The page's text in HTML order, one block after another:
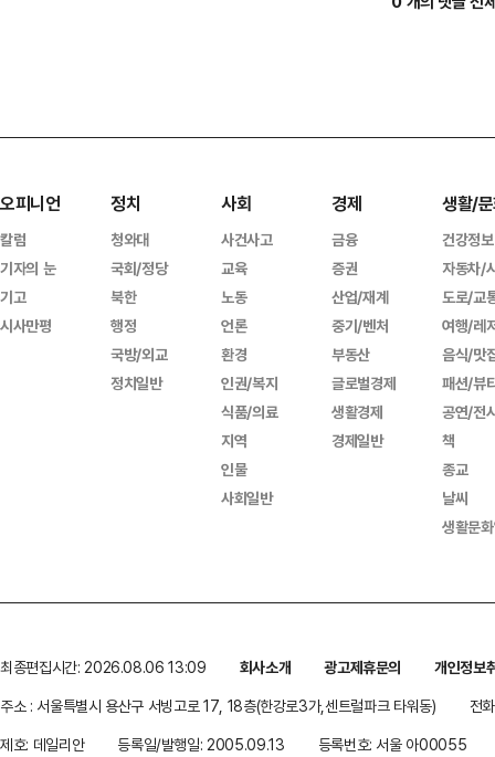
오피니언
칼럼
기자의 눈
기고
시사만평
정치
청와대
국회/정당
북한
행정
국방/외교
정치일반
사회
사건사고
교육
노동
언론
환경
인권/복지
식품/의료
지역
인물
사회일반
경제
금융
증권
산업/재계
중기/벤처
부동산
글로벌경제
생활경제
경제일반
생활/
건강정보
자동차/
도로/교
여행/레
음식/맛
패션/뷰
공연/전
책
종교
날씨
생활문
최종편집시간: 2026.08.06 13:09 회사소개 광고제휴문의
개인정보
주소 : 서울특별시 용산구 서빙고로 17, 18층(한강로3가,센트럴파크 타워동)
전
제호: 데일리안
등록일/발행일: 2005.09.13 등록번호: 서울 아00055